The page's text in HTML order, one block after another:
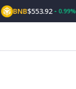
BNB$553.92 0.99%